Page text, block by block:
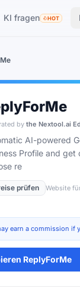
KI fragen HOT
by the Nextool.ai
AI-powered
Profile and
re
prüfen Website
earn a commission
ReplyForMe